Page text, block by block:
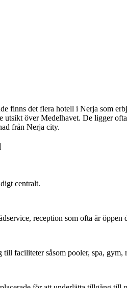
finns det flera hotell i Nerja som
utsikt över Medelhavet. De ligger
från Nerja city.
centralt.
reception som ofta är
faciliteter såsom pooler, spa, gym,